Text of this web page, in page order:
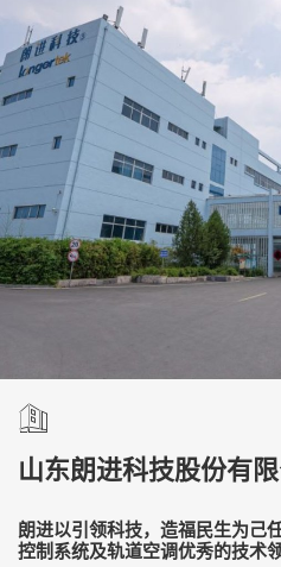
山东朗进科技股份有
朗进以引领科技，造福民生为己
控制系统及轨道空调优秀的技术